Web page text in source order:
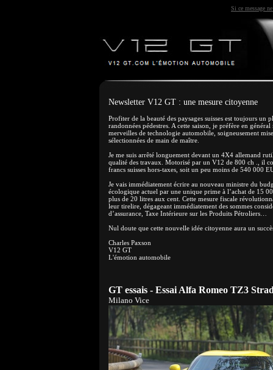
Si ce message
Newsletter V12 GT : une mesure citoyenne
Profiter de la beauté des paysages suisses est toujours
randonnées pédestres. A cette saison, je préfère en
merveilles de technologie automobile, soigneusement
sélectionnées de main de maître.
Je me suis arrêté longuement devant un 4X4 allemand
qualité des travaux. Motorisé par un V12 de 800 ch ., il
francs suisses hors-taxes, soit un peu moins de 540 000
Je vais immédiatement écrire au nouveau ministre du
écologique actuel par une unique prime à l’achat de 15
plus de 20 litres aux cent. Cette mesure fiscale
leur tirelire, dégageant immédiatement des sommes
d’assurance, Taxe Intérieure sur les Produits Pétroliers…
Nul doute que cette nouvelle idée citoyenne aura un
Charles Paxson
V12 GT
L'émotion automobile
GT essais - Essai Alfa Romeo TZ3
Milano Vice